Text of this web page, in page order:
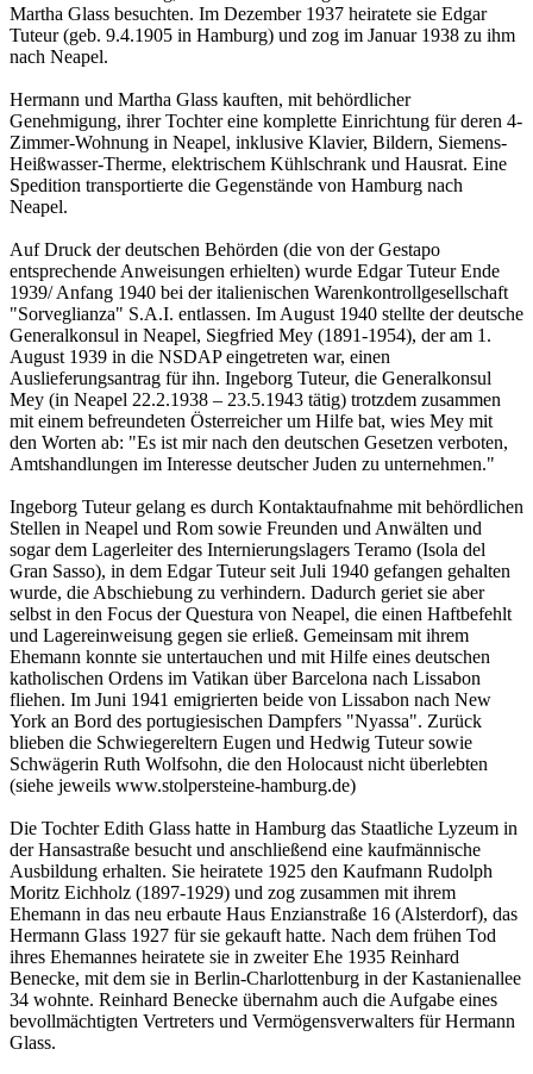
Martha Glass besuchten. Im Dezember 1937 heiratete sie Edgar
Tuteur (geb. 9.4.1905 in Hamburg) und zog im Januar 1938 zu ihm
nach Neapel.
Hermann und Martha Glass kauften, mit behördlicher
Genehmigung, ihrer Tochter eine komplette Einrichtung für deren 4-
Zimmer-Wohnung in Neapel, inklusive Klavier, Bildern, Siemens-
Heißwasser-Therme, elektrischem Kühlschrank und Hausrat. Eine
Spedition transportierte die Gegenstände von Hamburg nach
Neapel.
Auf Druck der deutschen Behörden (die von der Gestapo
entsprechende Anweisungen erhielten) wurde Edgar Tuteur Ende
1939/ Anfang 1940 bei der italienischen Warenkontrollgesellschaft
"Sorveglianza" S.A.I. entlassen. Im August 1940 stellte der deutsche
Generalkonsul in Neapel, Siegfried Mey (1891-1954), der am 1.
August 1939 in die NSDAP eingetreten war, einen
Auslieferungsantrag für ihn. Ingeborg Tuteur, die Generalkonsul
Mey (in Neapel 22.2.1938 – 23.5.1943 tätig) trotzdem zusammen
mit einem befreundeten Österreicher um Hilfe bat, wies Mey mit
den Worten ab: "Es ist mir nach den deutschen Gesetzen verboten,
Amtshandlungen im Interesse deutscher Juden zu unternehmen."
Ingeborg Tuteur gelang es durch Kontaktaufnahme mit behördlichen
Stellen in Neapel und Rom sowie Freunden und Anwälten und
sogar dem Lagerleiter des Internierungslagers Teramo (Isola del
Gran Sasso), in dem Edgar Tuteur seit Juli 1940 gefangen gehalten
wurde, die Abschiebung zu verhindern. Dadurch geriet sie aber
selbst in den Focus der Questura von Neapel, die einen Haftbefehlt
und Lagereinweisung gegen sie erließ. Gemeinsam mit ihrem
Ehemann konnte sie untertauchen und mit Hilfe eines deutschen
katholischen Ordens im Vatikan über Barcelona nach Lissabon
fliehen. Im Juni 1941 emigrierten beide von Lissabon nach New
York an Bord des portugiesischen Dampfers "Nyassa". Zurück
blieben die Schwiegereltern Eugen und Hedwig Tuteur sowie
Schwägerin Ruth Wolfsohn, die den Holocaust nicht überlebten
(siehe jeweils www.stolpersteine-hamburg.de)
Die Tochter Edith Glass hatte in Hamburg das Staatliche Lyzeum in
der Hansastraße besucht und anschließend eine kaufmännische
Ausbildung erhalten. Sie heiratete 1925 den Kaufmann Rudolph
Moritz Eichholz (1897-1929) und zog zusammen mit ihrem
Ehemann in das neu erbaute Haus Enzianstraße 16 (Alsterdorf), das
Hermann Glass 1927 für sie gekauft hatte. Nach dem frühen Tod
ihres Ehemannes heiratete sie in zweiter Ehe 1935 Reinhard
Benecke, mit dem sie in Berlin-Charlottenburg in der Kastanienallee
34 wohnte. Reinhard Benecke übernahm auch die Aufgabe eines
bevollmächtigten Vertreters und Vermögensverwalters für Hermann
Glass.